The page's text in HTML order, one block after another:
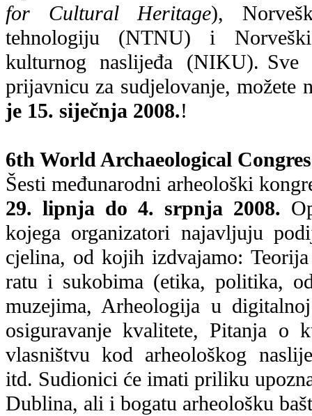
for Cultural Heritage),
tehnologiju (NTNU) i
kulturnog naslijeđa (NIKU). Sve
prijavnicu za sudjelovanje, možete
je 15. siječnja 2008.!
6th World Archaeological
Šesti međunarodni arheološki
29. lipnja do 4. srpnja 2008.
kojega organizatori najavljuju
cjelina, od kojih izdvajamo:
ratu i sukobima (etika, politika,
muzejima, Arheologija u
osiguravanje kvalitete, Pitanja o
vlasništvu kod arheološkog
itd. Sudionici će imati priliku
Dublina, ali i bogatu arheološku